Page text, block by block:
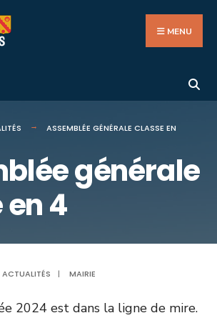
MENU
ASSEMBLÉE GÉNÉRALE CLASSE EN
générale
4
ACTUALITÉS | MAIRIE
2024 est dans la ligne de mire.